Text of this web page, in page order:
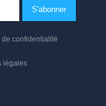
de confidentialité
légales
S'abonner